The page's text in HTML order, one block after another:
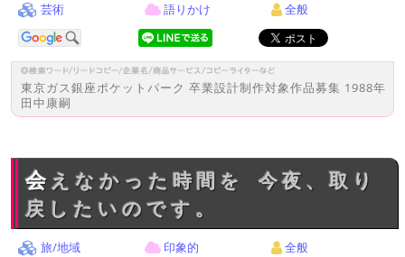
芸術 語りかけ 全般
東京ガス銀座ポケットパーク 卒業設計制作対象作品募集 1988年
田中康嗣
会えなかった時間を 今夜、取り
戻したいのです。
旅/地域 印象的 全般